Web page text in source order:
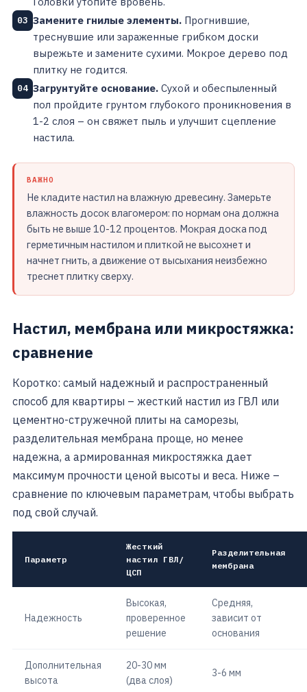
03 Замените гнилые элементы. Прогнившие,
треснувшие или зараженные грибком доски
вырежьте и замените сухими. Мокрое дерево под
плитку не годится.
04 Загрунтуйте основание. Сухой и обеспыленный
пол пройдите грунтом глубокого проникновения в
1-2 слоя – он свяжет пыль и улучшит сцепление
настила.
ВАЖНО
Не кладите настил на влажную древесину. Замерьте
влажность досок влагомером: по нормам она должна
быть не выше 10-12 процентов. Мокрая доска под
герметичным настилом и плиткой не высохнет и
начнет гнить, а движение от высыхания неизбежно
треснет плитку сверху.
Настил, мембрана или микростяжка:
сравнение
Коротко: самый надежный и распространенный
способ для квартиры – жесткий настил из ГВЛ или
цементно-стружечной плиты на саморезы,
разделительная мембрана проще, но менее
надежна, а армированная микростяжка дает
максимум прочности ценой высоты и веса. Ниже –
сравнение по ключевым параметрам, чтобы выбрать
под свой случай.
Параметр
Жесткий
настил ГВЛ/
ЦСП
Разделительная
мембрана
Надежность
Высокая,
проверенное
решение
Средняя,
зависит от
основания
Дополнительная
высота
20-30 мм
(два слоя)
3-6 мм